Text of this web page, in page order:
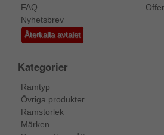
FAQ
Nyhetsbrev
Återkalla avtalet
Kategorier
Ramtyp
Övriga produkter
Ramstorlek
Märken